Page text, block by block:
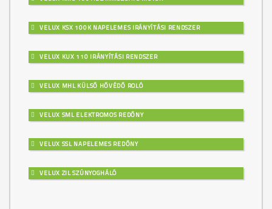
VELUX KSX 100K NAPELEMES IRÁNYÍTÁSI RENDSZER
VELUX KUX 110 IRÁNYÍTÁSI RENDSZER
VELUX MHL KÜLSŐ HŐVÉDŐ ROLÓ
VELUX SML ELEKTROMOS REDŐNY
VELUX SSL NAPELEMES REDŐNY
VELUX ZIL SZÚNYOGHÁLÓ